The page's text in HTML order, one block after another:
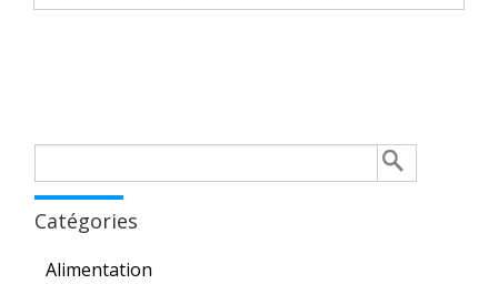
Catégories
Alimentation